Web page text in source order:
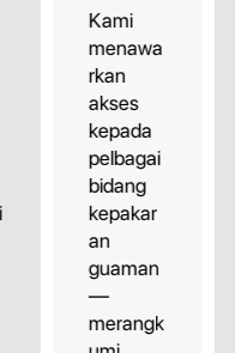
Kami
menawa
rkan
akses
kepada
pelbagai
bidang
kepakar
an
guaman
—
merangk